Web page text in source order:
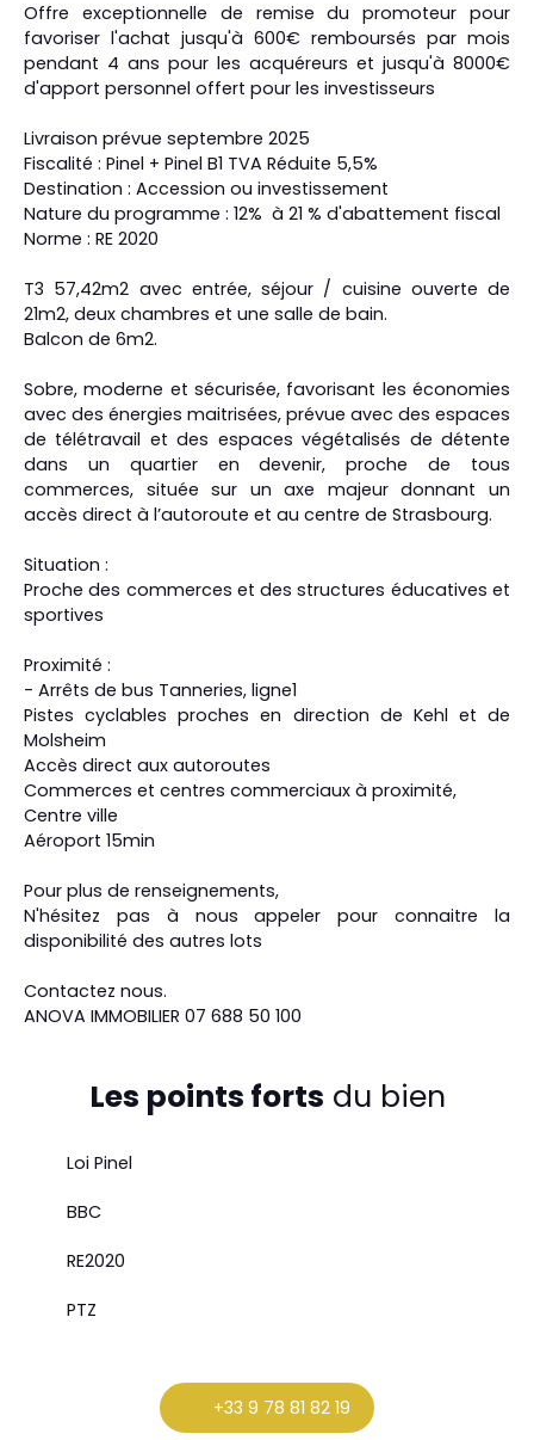
Offre exceptionnelle de remise du promoteur pour
favoriser l'achat jusqu'à 600€ remboursés par mois
pendant 4 ans pour les acquéreurs et jusqu'à 8000€
d'apport personnel offert pour les investisseurs
Livraison prévue septembre 2025
Fiscalité : Pinel + Pinel B1 TVA Réduite 5,5%
Destination : Accession ou investissement
Nature du programme : 12% à 21 % d'abattement fiscal
Norme : RE 2020
T3 57,42m2 avec entrée, séjour / cuisine ouverte de
21m2, deux chambres et une salle de bain.
Balcon de 6m2.
Sobre, moderne et sécurisée, favorisant les économies
avec des énergies maitrisées, prévue avec des espaces
de télétravail et des espaces végétalisés de détente
dans un quartier en devenir, proche de tous
commerces, située sur un axe majeur donnant un
accès direct à l’autoroute et au centre de Strasbourg.
Situation :
Proche des commerces et des structures éducatives et
sportives
Proximité :
- Arrêts de bus Tanneries, ligne1
Pistes cyclables proches en direction de Kehl et de
Molsheim
Accès direct aux autoroutes
Commerces et centres commerciaux à proximité,
Centre ville
Aéroport 15min
Pour plus de renseignements,
N'hésitez pas à nous appeler pour connaitre la
disponibilité des autres lots
Contactez nous.
ANOVA IMMOBILIER 07 688 50 100
Les points forts du bien
Loi Pinel
BBC
RE2020
PTZ
+33 9 78 81 82 19